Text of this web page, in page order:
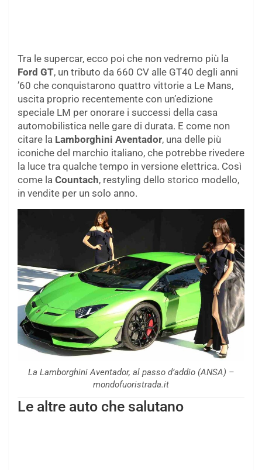
Tra le supercar, ecco poi che non vedremo più la
Ford GT, un tributo da 660 CV alle GT40 degli anni
’60 che conquistarono quattro vittorie a Le Mans,
uscita proprio recentemente con un’edizione
speciale LM per onorare i successi della casa
automobilistica nelle gare di durata. E come non
citare la Lamborghini Aventador, una delle più
iconiche del marchio italiano, che potrebbe rivedere
la luce tra qualche tempo in versione elettrica. Così
come la Countach, restyling dello storico modello,
in vendite per un solo anno.
La Lamborghini Aventador, al passo d’addio (ANSA) –
mondofuoristrada.it
Le altre auto che salutano